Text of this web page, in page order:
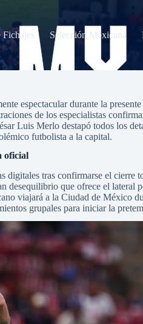
Fichajes Selección Méxicana
espectacular durante la
de los especialistas
Luis Merlo destapó todos los
futbolista a la capital.
oficial
tras confirmarse el cierre
desequilibrio que ofrece el lateral
viajará a la Ciudad de México
grupales para iniciar la